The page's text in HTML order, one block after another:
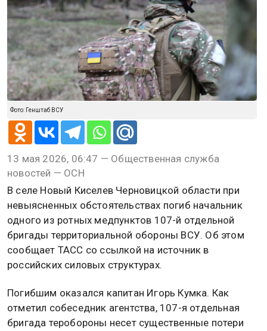
Фото: Генштаб ВСУ
13 мая 2026, 06:47 — Общественная служба
новостей — ОСН
В селе Новый Киселев Черновицкой области при
невыясненных обстоятельствах погиб начальник
одного из ротных медпунктов 107-й отдельной
бригады территориальной обороны ВСУ. Об этом
сообщает ТАСС со ссылкой на источник в
российских силовых структурах.
Погибшим оказался капитан Игорь Кумка. Как
отметил собеседник агентства, 107-я отдельная
бригада теробороны несет существенные потери